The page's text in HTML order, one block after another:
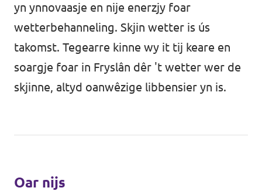
yn ynnovaasje en nije enerzjy foar
wetterbehanneling. Skjin wetter is ús
takomst. Tegearre kinne wy it tij keare en
soargje foar in Fryslân dêr 't wetter wer de
skjinne, altyd oanwêzige libbensier yn is.
Oar nijs